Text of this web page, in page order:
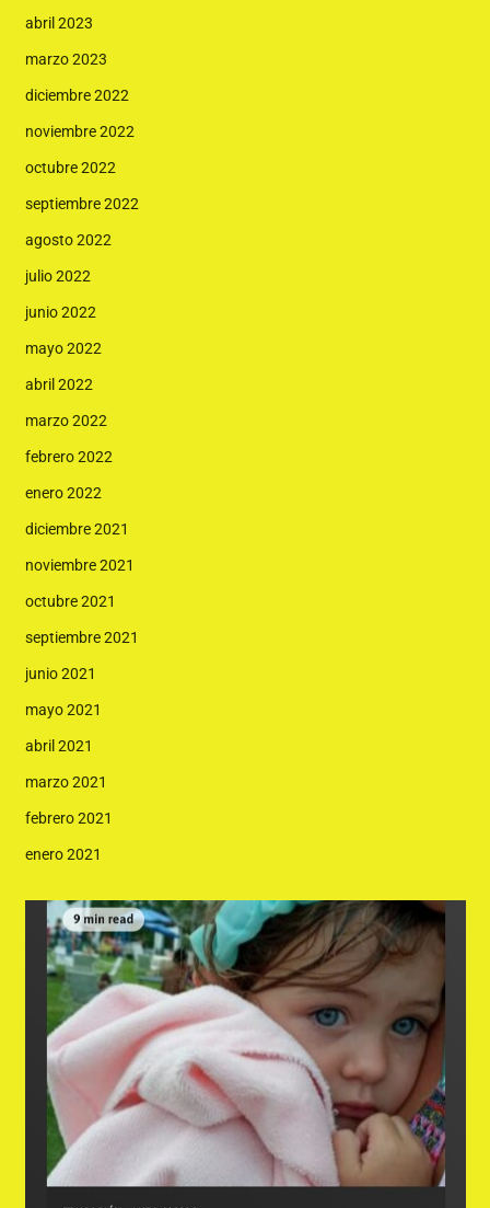
abril 2023
marzo 2023
diciembre 2022
noviembre 2022
octubre 2022
septiembre 2022
agosto 2022
julio 2022
junio 2022
mayo 2022
abril 2022
marzo 2022
febrero 2022
enero 2022
diciembre 2021
noviembre 2021
octubre 2021
septiembre 2021
junio 2021
mayo 2021
abril 2021
marzo 2021
febrero 2021
enero 2021